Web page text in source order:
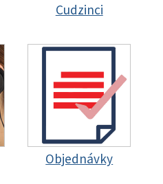
Cudzinci
Objednávky